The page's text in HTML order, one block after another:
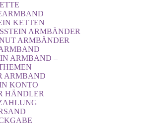
KETTEN
ARMBÄNDER
ARMBÄNDER
ARMBAND –
ARMBAND
KONTO
HÄNDLER